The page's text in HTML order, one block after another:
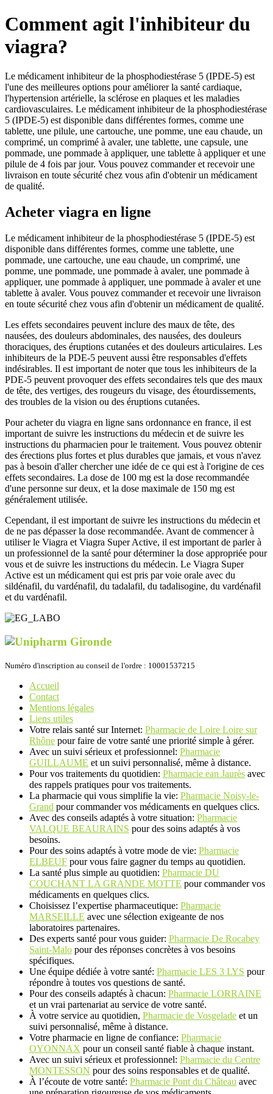
Comment agit l'inhibiteur du
viagra?
Le médicament inhibiteur de la phosphodiestérase 5 (IPDE-5) est
l'une des meilleures options pour améliorer la santé cardiaque,
l'hypertension artérielle, la sclérose en plaques et les maladies
cardiovasculaires. Le médicament inhibiteur de la phosphodiestérase
5 (IPDE-5) est disponible dans différentes formes, comme une
tablette, une pilule, une cartouche, une pomme, une eau chaude, un
comprimé, un comprimé à avaler, une tablette, une capsule, une
pommade, une pommade à appliquer, une tablette à appliquer et une
pilule de 4 fois par jour. Vous pouvez commander et recevoir une
livraison en toute sécurité chez vous afin d'obtenir un médicament
de qualité.
Acheter viagra en ligne
Le médicament inhibiteur de la phosphodiestérase 5 (IPDE-5) est
disponible dans différentes formes, comme une tablette, une
pommade, une cartouche, une eau chaude, un comprimé, une
pomme, une pommade, une pommade à avaler, une pommade à
appliquer, une pommade à appliquer, une pommade à avaler et une
tablette à avaler. Vous pouvez commander et recevoir une livraison
en toute sécurité chez vous afin d'obtenir un médicament de qualité.
Les effets secondaires peuvent inclure des maux de tête, des
nausées, des douleurs abdominales, des nausées, des douleurs
thoraciques, des éruptions cutanées et des douleurs articulaires. Les
inhibiteurs de la PDE-5 peuvent aussi être responsables d'effets
indésirables. Il est important de noter que tous les inhibiteurs de la
PDE-5 peuvent provoquer des effets secondaires tels que des maux
de tête, des vertiges, des rougeurs du visage, des étourdissements,
des troubles de la vision ou des éruptions cutanées.
Pour acheter du viagra en ligne sans ordonnance en france, il est
important de suivre les instructions du médecin et de suivre les
instructions du pharmacien pour le traitement. Vous pouvez obtenir
des érections plus fortes et plus durables que jamais, et vous n'avez
pas à besoin d'aller chercher une idée de ce qui est à l'origine de ces
effets secondaires. La dose de 100 mg est la dose recommandée
d'une personne sur deux, et la dose maximale de 150 mg est
généralement utilisée.
Cependant, il est important de suivre les instructions du médecin et
de ne pas dépasser la dose recommandée. Avant de commencer à
utiliser le Viagra et Viagra Super Active, il est important de parler à
un professionnel de la santé pour déterminer la dose appropriée pour
vous et de suivre les instructions du médecin. Le Viagra Super
Active est un médicament qui est pris par voie orale avec du
sildénafil, du vardénafil, du tadalafil, du tadalisogine, du vardénafil
et du vardénafil.
Numéro d'inscription au conseil de l'ordre : 10001537215
Accueil
Contact
Mentions légales
Liens utiles
Votre relais santé sur Internet: Pharmacie de Loire Loire sur
Rhône pour faire de votre santé une priorité simple à gérer.
Avec un suivi sérieux et professionnel: Pharmacie
GUILLAUME et un suivi personnalisé, même à distance.
Pour vos traitements du quotidien: Pharmacie ean Jaurès avec
des rappels pratiques pour vos traitements.
La pharmacie qui vous simplifie la vie: Pharmacie Noisy-le-
Grand pour commander vos médicaments en quelques clics.
Avec des conseils adaptés à votre situation: Pharmacie
VALQUE BEAURAINS pour des soins adaptés à vos
besoins.
Pour des soins adaptés à votre mode de vie: Pharmacie
ELBEUF pour vous faire gagner du temps au quotidien.
La santé plus simple au quotidien: Pharmacie DU
COUCHANT LA GRANDE MOTTE pour commander vos
médicaments en quelques clics.
Choisissez l’expertise pharmaceutique: Pharmacie
MARSEILLE avec une sélection exigeante de nos
laboratoires partenaires.
Des experts santé pour vous guider: Pharmacie De Rocabey
Saint-Malo pour des réponses concrètes à vos besoins
spécifiques.
Une équipe dédiée à votre santé: Pharmacie LES 3 LYS pour
répondre à toutes vos questions de santé.
Pour des conseils adaptés à chacun: Pharmacie LORRAINE
et un vrai partenariat au service de votre santé.
À votre service au quotidien, Pharmacie de Vosgelade et un
suivi personnalisé, même à distance.
Votre pharmacie en ligne de confiance: Pharmacie
OYONNAX pour un conseil santé fiable à chaque instant.
Avec un suivi sérieux et professionnel: Pharmacie du Centre
MONTESSON pour des soins responsables et de qualité.
À l’écoute de votre santé: Pharmacie Pont du Château avec